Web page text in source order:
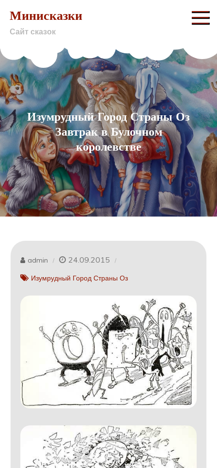
content
Минисказки
Сайт сказок
Изумрудный Город Страны Оз
Завтрак в Булочном
королевстве
admin 24.09.2015
Изумрудный Город Страны Оз